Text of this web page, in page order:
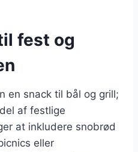
fest og
en snack til bål og grill;
af festlige
at inkludere snobrød
eller